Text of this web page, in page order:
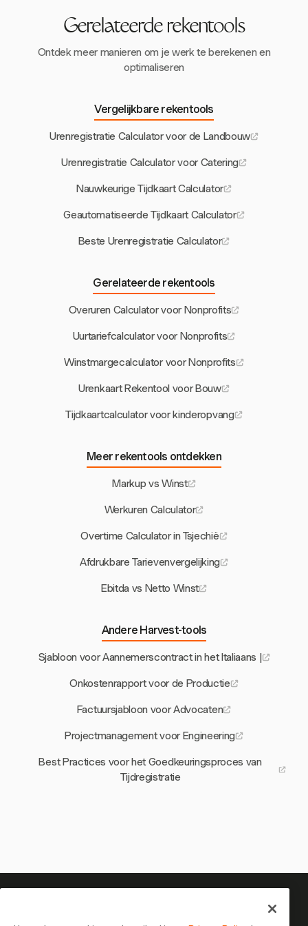
Gerelateerde rekentools
Ontdek meer manieren om je werk te berekenen en
optimaliseren
Vergelijkbare rekentools
Urenregistratie Calculator voor de Landbouw
Urenregistratie Calculator voor Catering
Nauwkeurige Tijdkaart Calculator
Geautomatiseerde Tijdkaart Calculator
Beste Urenregistratie Calculator
Gerelateerde rekentools
Overuren Calculator voor Nonprofits
Uurtariefcalculator voor Nonprofits
Winstmargecalculator voor Nonprofits
Urenkaart Rekentool voor Bouw
Tijdkaartcalculator voor kinderopvang
Meer rekentools ontdekken
Markup vs Winst
Werkuren Calculator
Overtime Calculator in Tsjechië
Afdrukbare Tarievenvergelijking
Ebitda vs Netto Winst
Andere Harvest-tools
Sjabloon voor Aannemerscontract in het Italiaans |
Onkostenrapport voor de Productie
Factuursjabloon voor Advocaten
Projectmanagement voor Engineering
Best Practices voor het Goedkeuringsproces van
Tijdregistratie
Je tijd is het waard om bij te